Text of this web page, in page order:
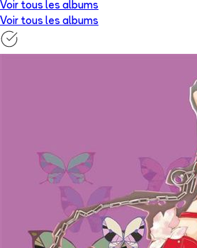
Voir tous les albums
Voir tous les albums